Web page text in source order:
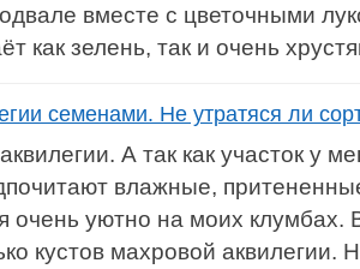
вместе с цветочными
как зелень, так и очень
семенами. Не утратяся ли
А так как участок у
влажные,
очень уютно на моих
кустов махровой аквилегии.